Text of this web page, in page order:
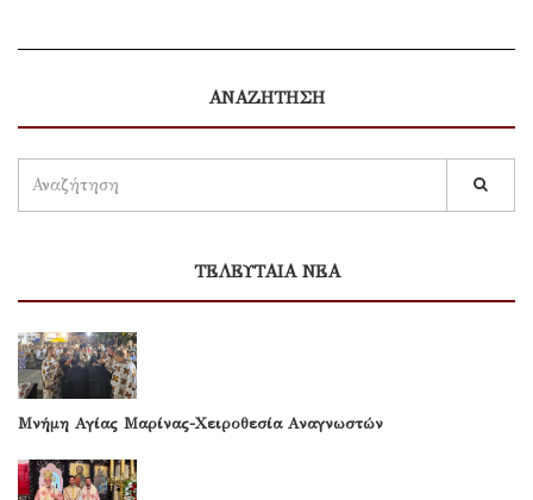
ΑΝΑΖΗΤΗΣΗ
ΤΕΛΕΥΤΑΙΑ ΝΕΑ
Μνήμη Αγίας Μαρίνας-Χειροθεσία Αναγνωστών